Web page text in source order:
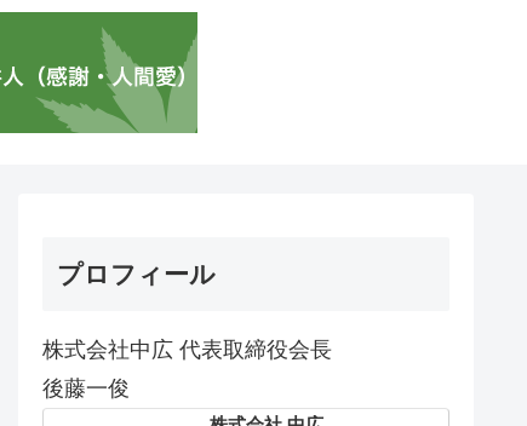
プロフィール
株式会社中広 代表取締役会長
後藤一俊